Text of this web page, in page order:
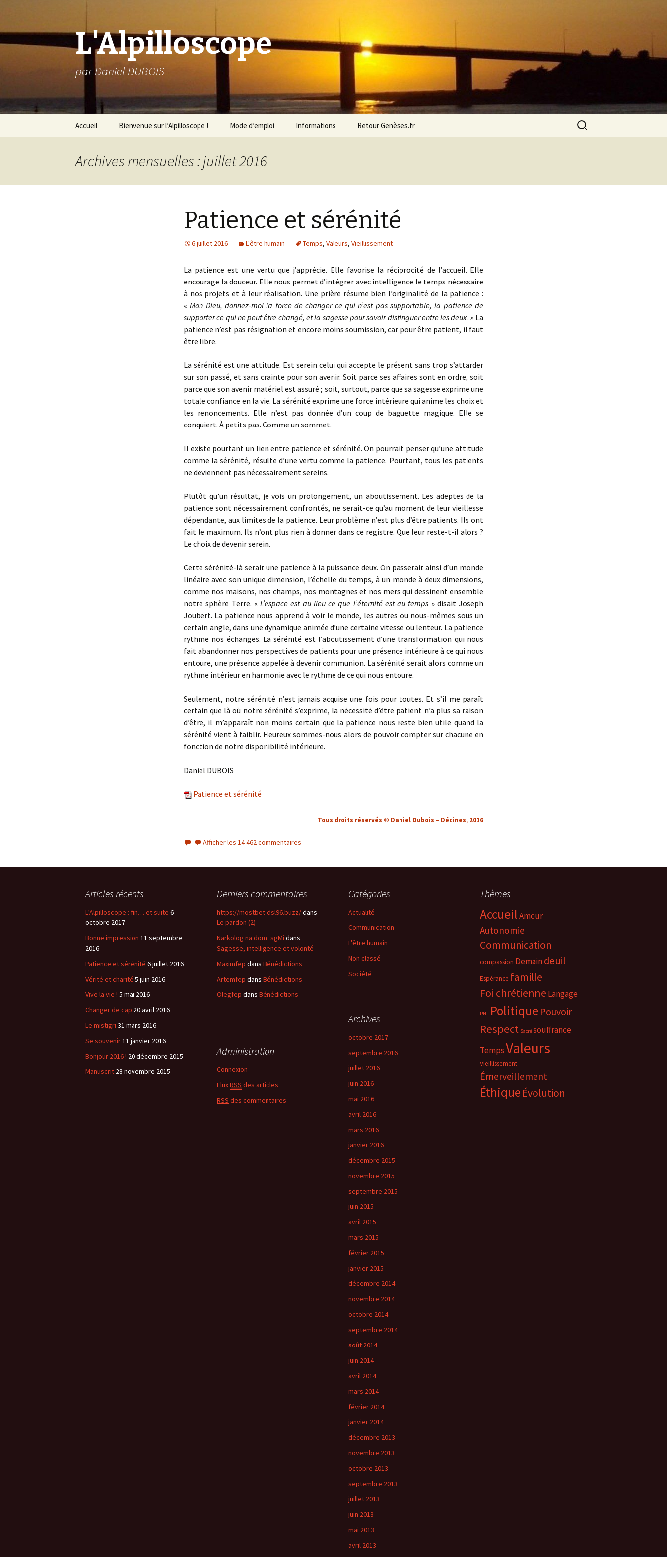
L'Alpilloscope
par Daniel DUBOIS
Aller
Accueil Bienvenue sur l’Alpilloscope ! Mode d’emploi Informations Retour Genèses.fr Rechercher :
Archives mensuelles : juillet 2016
Patience et sérénité
6 juillet 2016 L'être humain Temps, Valeurs, Vieillissement
La patience est une vertu que j’apprécie. Elle favorise la réciprocité de l’accueil. Elle
encourage la douceur. Elle nous permet d’intégrer avec intelligence le temps nécessaire
à nos projets et à leur réalisation. Une prière résume bien l’originalité de la patience :
«Mon Dieu, donnez-moi la force de changer ce qui n’est pas supportable, la patience de
supporter ce qui ne peut être changé, et la sagesse pour savoir distinguer entre les deux. » La
patience n’est pas résignation et encore moins soumission, car pour être patient, il faut
être libre.
La sérénité est une attitude. Est serein celui qui accepte le présent sans trop s’attarder
sur son passé, et sans crainte pour son avenir. Soit parce ses affaires sont en ordre, soit
parce que son avenir matériel est assuré ; soit, surtout, parce que sa sagesse exprime une
totale confiance en la vie. La sérénité exprime une force intérieure qui anime les choix et
les renoncements. Elle n’est pas donnée d’un coup de baguette magique. Elle se
conquiert. À petits pas. Comme un sommet.
Il existe pourtant un lien entre patience et sérénité. On pourrait penser qu’une attitude
comme la sérénité, résulte d’une vertu comme la patience. Pourtant, tous les patients
ne deviennent pas nécessairement sereins.
Plutôt qu’un résultat, je vois un prolongement, un aboutissement. Les adeptes de la
patience sont nécessairement confrontés, ne serait-ce qu’au moment de leur vieillesse
dépendante, aux limites de la patience. Leur problème n’est plus d’être patients. Ils ont
fait le maximum. Ils n’ont plus rien à donner dans ce registre. Que leur reste-t-il alors ?
Le choix de devenir serein.
Cette sérénité-là serait une patience à la puissance deux. On passerait ainsi d’un monde
linéaire avec son unique dimension, l’échelle du temps, à un monde à deux dimensions,
comme nos maisons, nos champs, nos montagnes et nos mers qui dessinent ensemble
notre sphère Terre. « L’espace est au lieu ce que l’éternité est au temps » disait Joseph
Joubert. La patience nous apprend à voir le monde, les autres ou nous-mêmes sous un
certain angle, dans une dynamique animée d’une certaine vitesse ou lenteur. La patience
rythme nos échanges. La sérénité est l’aboutissement d’une transformation qui nous
fait abandonner nos perspectives de patients pour une présence intérieure à ce qui nous
entoure, une présence appelée à devenir communion. La sérénité serait alors comme un
rythme intérieur en harmonie avec le rythme de ce qui nous entoure.
Seulement, notre sérénité n’est jamais acquise une fois pour toutes. Et s’il me paraît
certain que là où notre sérénité s’exprime, la nécessité d’être patient n’a plus sa raison
d’être, il m’apparaît non moins certain que la patience nous reste bien utile quand la
sérénité vient à faiblir. Heureux sommes-nous alors de pouvoir compter sur chacune en
fonction de notre disponibilité intérieure.
Daniel DUBOIS
Patience et sérénité
Tous droits réservés © Daniel Dubois – Décines, 2016
Afficher les 14 462 commentaires
Articles récents
L’Alpilloscope : fin… et suite 6
octobre 2017
Bonne impression 11 septembre
2016
Patience et sérénité 6 juillet 2016
Vérité et charité 5 juin 2016
Vive la vie ! 5 mai 2016
Changer de cap 20 avril 2016
Le mistigri 31 mars 2016
Se souvenir11 janvier 2016
Bonjour 2016 ! 20 décembre 2015
Manuscrit 28 novembre 2015
Derniers commentaires
https://mostbet-dsl96.buzz/dans
Le pardon (2)
Narkolog na dom_sgMi dans
Sagesse, intelligence et volonté
Maximfep dans Bénédictions
Artemfep dans Bénédictions
Olegfep dans Bénédictions
Catégories
Actualité
Communication
L'être humain
Non classé
Société
Thèmes
AccueilAmour
Autonomie
Communication
compassion Demaindeuil
Espérance famille
Foi chrétienne Langage
PNL Politique Pouvoir
Respect Sacré souffrance
TempsValeurs
Vieillissement
Émerveillement
Éthique Évolution
Archives
octobre 2017
septembre 2016
juillet 2016
juin 2016
mai 2016
avril 2016
mars 2016
janvier 2016
décembre 2015
novembre 2015
septembre 2015
juin 2015
avril 2015
mars 2015
février 2015
janvier 2015
décembre 2014
novembre 2014
octobre 2014
septembre 2014
août 2014
juin 2014
avril 2014
mars 2014
février 2014
janvier 2014
décembre 2013
novembre 2013
octobre 2013
septembre 2013
juillet 2013
juin 2013
mai 2013
avril 2013
Administration
Connexion
FluxRSS des articles
RSS des commentaires